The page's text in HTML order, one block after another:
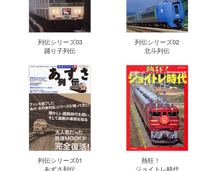
列伝シリーズ03
踊り子列伝
列伝シリーズ02
北斗列伝
列伝シリーズ01
あずさ列伝
熱狂！
ジョイトレ時代